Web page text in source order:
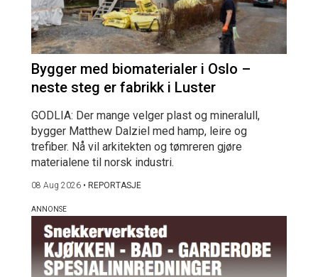
Bygger med biomaterialer i Oslo –
neste steg er fabrikk i Luster
GODLIA: Der mange velger plast og mineralull,
bygger Matthew Dalziel med hamp, leire og
trefiber. Nå vil arkitekten og tømreren gjøre
materialene til norsk industri.
08 Aug 2026 • REPORTASJE